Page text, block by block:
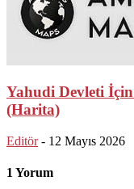
Yahudi Devleti
(Harita)
Editör - 12 Mayıs 2026
1 Yorum